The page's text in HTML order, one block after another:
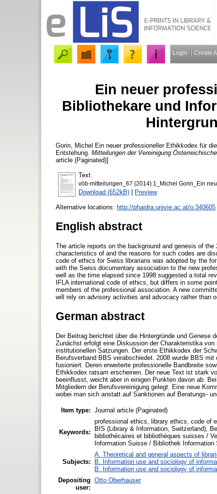
Login Create
Ein neuer
Bibliothekare und
Gorin, Michel Ein neuer professioneller Ethikkodex für
Entstehung. Mitteilungen der Vereinigung
article (Paginated)]
Text
vöb-mitteilungen_67 (2014) 1_Michel Gorin_Ein
Download (652kB) | Preview
Alternative locations: http://phaidra.univie.ac.at/o:340605
English abstract
The article reports on the background and genesis of
characteristics of and the reasons for such codes are
code of ethics for Swiss librarians was adopted by the
with the Swiss documentary association to the new
well as the time elapsed since 1998 suggested a total
IFLA international code of ethics, but differs in some
members of the professional association. A new
will rely on advisory activities and advocacy rather than
German abstract
Der Beitrag berichtet über die Hintergründe und
Zunächst erfolgt eine Diskussion der Charakteristika
institutionellen Satzungen. Der erste Ethikkodex der
Berufsverband BBS verabschiedet. 2008 wurde BBS
fusioniert. Deren erweiterte professionelle Bandbreite
Ethikkodex ratsam erscheinen. Der neue Text ist stark
beeinflusst, weicht aber in einigen Punkten davon ab.
Mitgliedern der Berufsvereinigung gelegt. Eine neue
wobei man sich anstatt auf Sanktionen auf Beratungs-
Item type: Journal article (Paginated)
Keywords:
professional ethics, library ethics, code of
BIS (Library & Information, Switzerland),
bibliothécaires et bibliothèques suisses /
Information Suisse / Bibliothek Information
Subjects:
A. Theoretical and general aspects of
B. Information use and sociology of
B. Information use and sociology of
Depositing
user:
Otto Oberhauser